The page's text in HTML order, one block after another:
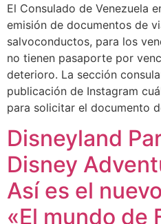
El Consulado de Venezuela
emisión de documentos de
salvoconductos, para los
no tienen pasaporte por
deterioro. La sección
publicación de Instagram
para solicitar el documento
Disneyland
Disney
Así es el
«El mundo de